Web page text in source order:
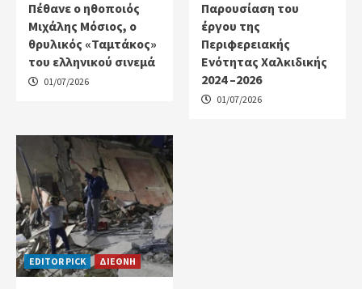
Πέθανε ο ηθοποιός
Μιχάλης Μόσιος, ο
θρυλικός «Ταμτάκος»
του ελληνικού σινεμά
01/07/2026
Παρουσίαση του
έργου της
Περιφερειακής
Ενότητας Χαλκιδικής
2024 –2026
01/07/2026
EDITOR PICK ΔΙΕΘΝΗ